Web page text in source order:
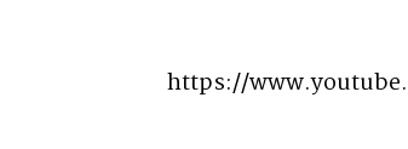
https://